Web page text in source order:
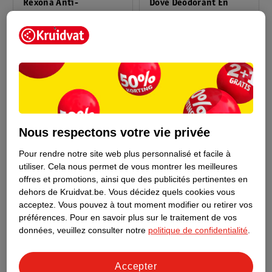
Rexona Anti-
Maximum Protection
Sport Strength
45ml
Dove Déodorant En
7.
99
Rechargeable Pink
20.
95
Nous respectons votre vie privée
Pour rendre notre site web plus personnalisé et facile à
utiliser. Cela nous permet de vous montrer les meilleures
offres et promotions, ainsi que des publicités pertinentes en
dehors de Kruidvat.be. Vous décidez quels cookies vous
acceptez. Vous pouvez à tout moment modifier ou retirer vos
préférences. Pour en savoir plus sur le traitement de vos
données, veuillez consulter notre politique de confidentialité
Accepter